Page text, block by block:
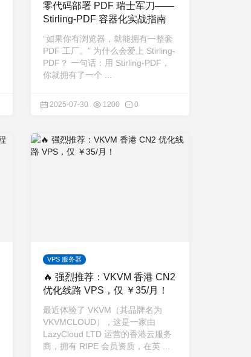
零代码部署 PDF 瑞士军刀——
Stirling-PDF 容器化实战指南
“如果你有浏览器，就能拥有一整套
PDF 工厂。” 为什么会爱上 Stirling-
PDF？ 一句话：用 Stirling-PDF，
你就拥有了一个 ...
2025-07-30 1200 0
VPS 服务器
🔥 强烈推荐：VKVM 香港 CN2
优化线路 VPS，仅 ￥35/月！
最近体验了 VKVM（其品牌名为
VKVMCLOUD），这是一家由
LazyCloud LTD 运营的香港云服务
商，拥有 RIPE 会员资质，在英 ...